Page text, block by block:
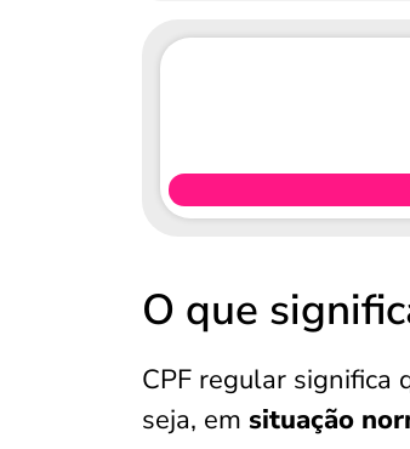
O que
CPF regular significa
seja, em situação